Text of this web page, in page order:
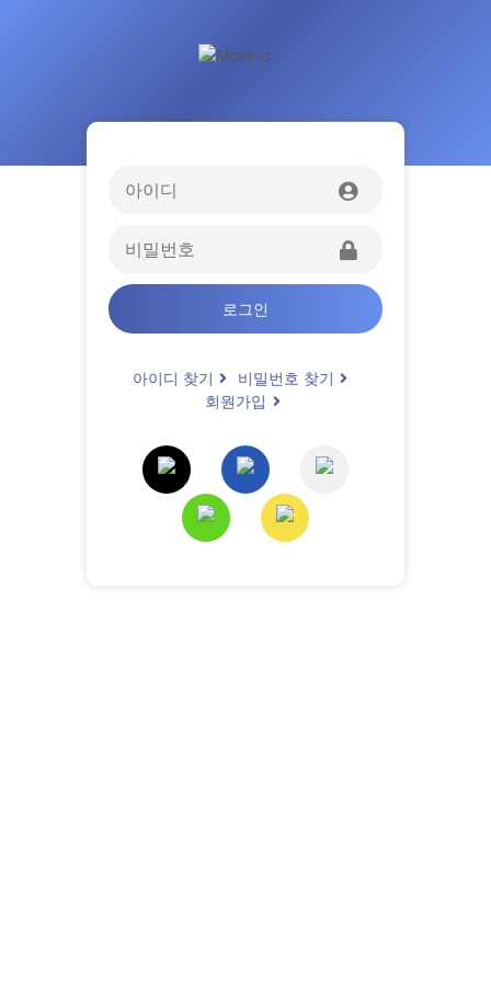
로그인
아이디 찾기
비밀번호 찾기
회원가입